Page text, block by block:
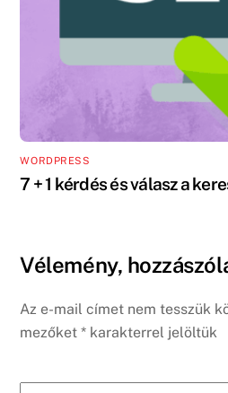
WORDPRESS
7 + 1 kérdés és válasz a
Vélemény,
Az e-mail címet nem tesszük
mezőket* karakterrel jelöltük